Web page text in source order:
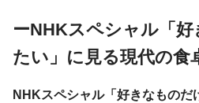
ーNHKスペシャル「
たい」に見る現代の
NHKスペシャル「好きなものだ